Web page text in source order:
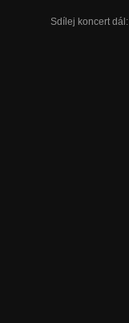
Sdílej koncert dál: